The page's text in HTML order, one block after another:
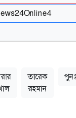
তারেক
রহমান